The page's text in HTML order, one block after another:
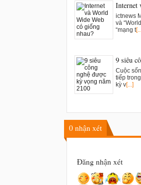
Internet
ictnews
và
“mạng t
9 siêu
Cuộc
tiếp
kỳ v[...]
0 nhận xét
Đăng nhận xét